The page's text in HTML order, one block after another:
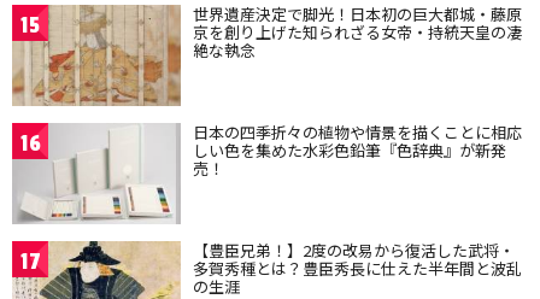
15 世界遺産決定で脚光！日本初の巨大都城・藤原
京を創り上げた知られざる女帝・持統天皇の凄
絶な執念
16 日本の四季折々の植物や情景を描くことに相応
しい色を集めた水彩色鉛筆『色辞典』が新発
売！
17 【豊臣兄弟！】2度の改易から復活した武将・
多賀秀種とは？豊臣秀長に仕えた半年間と波乱
の生涯